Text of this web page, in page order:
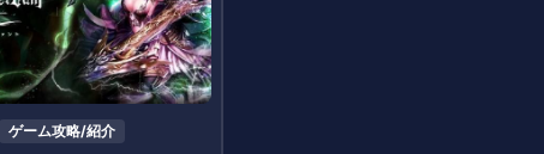
ゲーム攻略/紹介